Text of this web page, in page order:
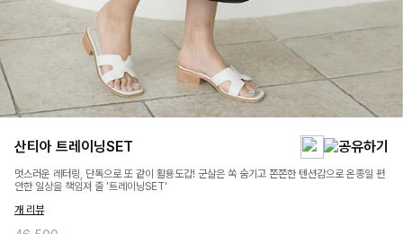
산티아 트레이닝SET
멋스러운 레터링, 단독으로 또 같이 활용도갑! 군살은 쏙 숨기고 쫀쫀한 텐션감으로 온종일 편
안한 일상을 책임져 줄 '트레이닝SET'
개 리뷰